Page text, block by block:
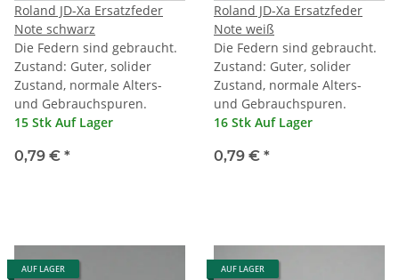
Roland JD-Xa Ersatzfeder
Note schwarz
Die Federn sind gebraucht.
Zustand: Guter, solider
Zustand, normale Alters-
und Gebrauchspuren.
15 Stk Auf Lager
0,79 € *
Roland JD-Xa Ersatzfeder
Note weiß
Die Federn sind gebraucht.
Zustand: Guter, solider
Zustand, normale Alters-
und Gebrauchspuren.
16 Stk Auf Lager
0,79 € *
AUF LAGER AUF LAGER